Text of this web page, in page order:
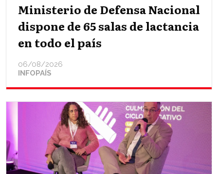
Ministerio de Defensa Nacional
dispone de 65 salas de lactancia
en todo el país
INFOPAÍS
06/08/2026